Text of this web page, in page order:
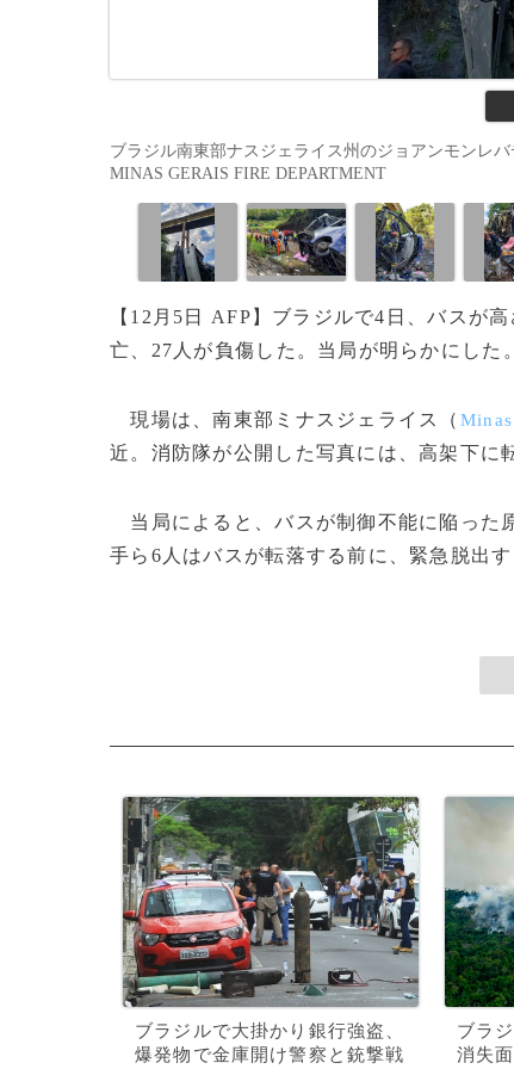
ブラジル南東部ナスジェライス州のジョアンモンレ
MINAS GERAIS FIRE DEPARTMENT
【12月5日 AFP】ブラジルで4日、バスが
亡、27人が負傷した。当局が明らかにした
現場は、南東部ミナスジェライス（
近。消防隊が公開した写真には、高架下に
当局によると、バスが制御不能に陥った
手ら6人はバスが転落する前に、緊急脱出
ブラジルで大掛かり銀行強盗、
爆発物で金庫開け警察と銃撃戦
ブラ
消失